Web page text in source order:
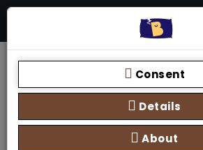
Zoeken
Consent
Details
About